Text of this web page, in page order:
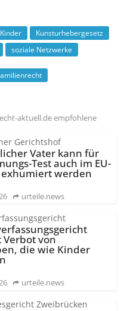
Kinder
Kunsturhebergesetz
soziale Netzwerke
aktuell.de empfohlene
Gerichtshof
Vater kann für
Test auch im EU-
werden
urteile.news
Verbot von
die wie Kinder
urteile.news
Zweibrücken